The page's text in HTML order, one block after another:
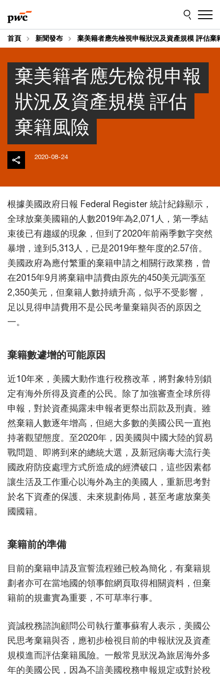
to
content
to
footer
首頁 新聞發布 棄美籍者應先檢視申報狀況及資產規模 評估棄
棄美籍者應先檢視申報
狀況及資產規模 評估
棄籍風險
2020-08-24
根據美國政府日報 Federal Register 統計紀錄顯示，
全球放棄美國籍的人數2019年為2,071人，第一季結
束後已有趨緩的現象，但到了2020年前兩季數字突然
暴增，達到5,313人，已是2019年整年度的2.57倍。
美國政府為應付繁重的棄籍申請之相關行政業務，曾
在2015年9月將棄籍申請費由原先的450美元調漲至
2,350美元，但棄籍人數持續升高，似乎不受影響，
足以見得申請費用不是公民考量棄籍與否的原因之
一。
棄籍數遽增的可能原因
近10年來，美國大動作進行稅務改革，將對象特別鎖
定有海外所得及資產的公民。除了加強審查全球所得
申報，對於資產揭露未申報者更祭出罰款及刑責。雖
然棄籍人數逐年增高，但絕大多數的美國公民一直抱
持著觀望態度。至2020年，因美國與中國大陸的貿易
戰問題、即將到來的總統大選，及新冠病毒大流行美
國政府防疫處理方式所造成的經濟破口，這些因素都
讓生活及工作重心以海外為主的美國人，重新思考對
於名下資產的保護、未來規劃佈局，甚至考慮放棄美
國國籍。
棄籍前的準備
目前的棄籍申請及宣誓流程雖已較為簡化，有棄籍規
劃者亦可在當地國的領事館網頁取得相關資料，但棄
籍前的規畫實為重要，不可草率行事。
資誠稅務諮詢顧問公司執行董事蘇宥人表示，美國公
民思考棄籍與否，應初步檢視目前的申報狀況及資產
規模進而評估棄籍風險。一般常見狀況為旅居海外多
年的美國公民，因為不諳美國稅務申報規定或對於稅